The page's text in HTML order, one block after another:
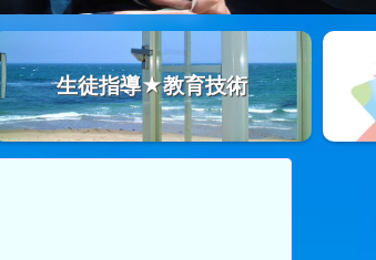
生徒指導★教育技術